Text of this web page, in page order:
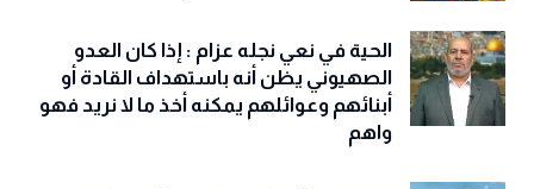
الحية في نعي نجله عزام : إذا كان العدو
الصهيوني يظن أنه باستهداف القادة أو
أبنائهم وعوائلهم يمكنه أخذ ما لا نريد فهو
واهم